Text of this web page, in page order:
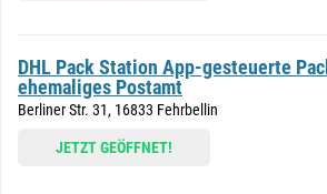
DHL Pack Station App-gesteuerte
ehemaliges Postamt
Berliner Str. 31, 16833 Fehrbellin
JETZT GEÖFFNET!